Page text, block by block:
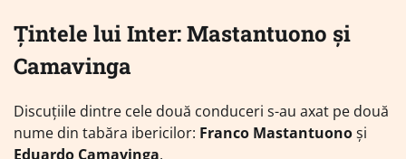
Țintele lui Inter: Mastantuono și
Camavinga
Discuțiile dintre cele două conduceri s-au axat pe două
nume din tabăra ibericilor: Franco Mastantuonoși
Eduardo Camavinga.